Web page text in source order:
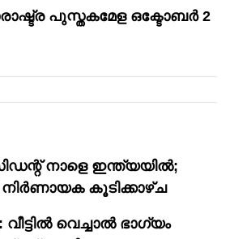
പുസ്തകമേള ഒക്ടോബർ 2
നാളെ ഇന്ത്യയിൽ;
നിർണായക കൂടിക്കാഴ്ച
വെച്ചാൽ ഭാഗ്യം